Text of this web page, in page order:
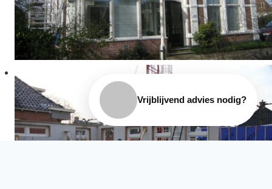
Vrijblijvend advies nodig?